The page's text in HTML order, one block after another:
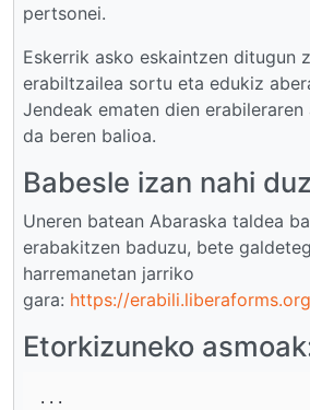
pertsonei.
Eskerrik asko eskaintzen ditugun
erabiltzailea sortu eta edukiz
Jendeak ematen dien
da beren balioa.
Babesle izan nahi
Uneren batean Abaraska taldea
erabakitzen baduzu, bete
harremanetan jarriko
gara: https://
Etorkizuneko
...